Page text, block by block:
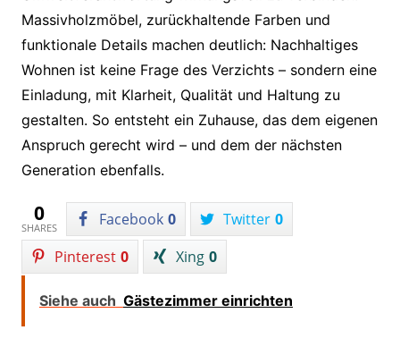
Massivholzmöbel, zurückhaltende Farben und
funktionale Details machen deutlich: Nachhaltiges
Wohnen ist keine Frage des Verzichts – sondern eine
Einladung, mit Klarheit, Qualität und Haltung zu
gestalten. So entsteht ein Zuhause, das dem eigenen
Anspruch gerecht wird – und dem der nächsten
Generation ebenfalls.
0
SHARES Facebook 0 Twitter 0
Pinterest 0 Xing 0
Siehe auch Gästezimmer einrichten